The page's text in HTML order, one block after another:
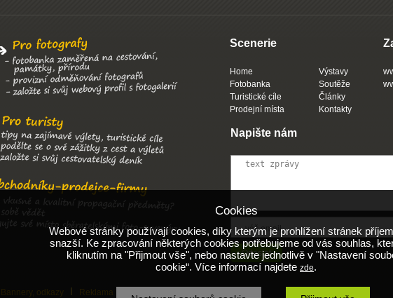
Scenerie
Home
Fotobanka
Turistické cíle
Prodejní místa
Výstavy
Soutěže
Články
Kontakty
Bannery, odkazy Reklama
Napište nám
Cookies
Webové stránky používají cookies, díky kterým je prohlížení stránek
snazší. Ke zpracování některých cookies potřebujeme od vás souhlas,
kliknutím na "Přijmout vše", nebo nastavte jednotlivě v "Nastavení
cookie“. Více informací najdete zde.